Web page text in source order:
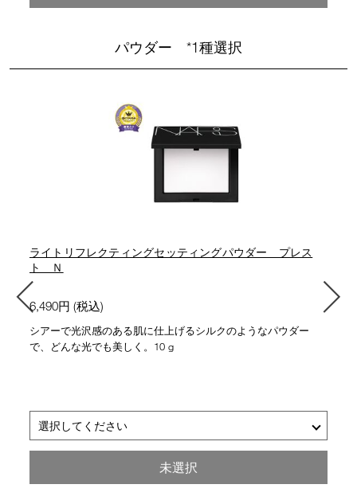
パウダー *1種選択
ライトリフレクティングセッティングパウダー プレス
ト Ｎ
6,490円 (税込)
シアーで光沢感のある肌に仕上げるシルクのようなパウダー
で、どんな光でも美しく。10 g
選択してください
■ 05555 FOG ライト
■ 5894 CRYSTAL トランスルーセント
未選択